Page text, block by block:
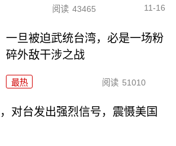
阅读 43465 11-16
一旦被迫武统台湾，必是一场粉
碎外敌干涉之战
最热 阅读 51010
对台发出强烈信号，震慑美国